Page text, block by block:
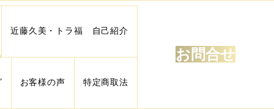
近藤久美・トラ福 自己紹介
お客様の声 特定商取法
お問合せ